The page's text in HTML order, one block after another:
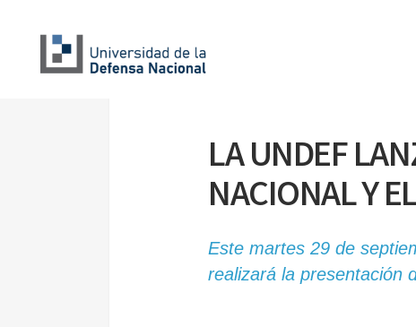
LA UNDEF
NACIONAL Y
Este martes 29 de
realizará la presentación